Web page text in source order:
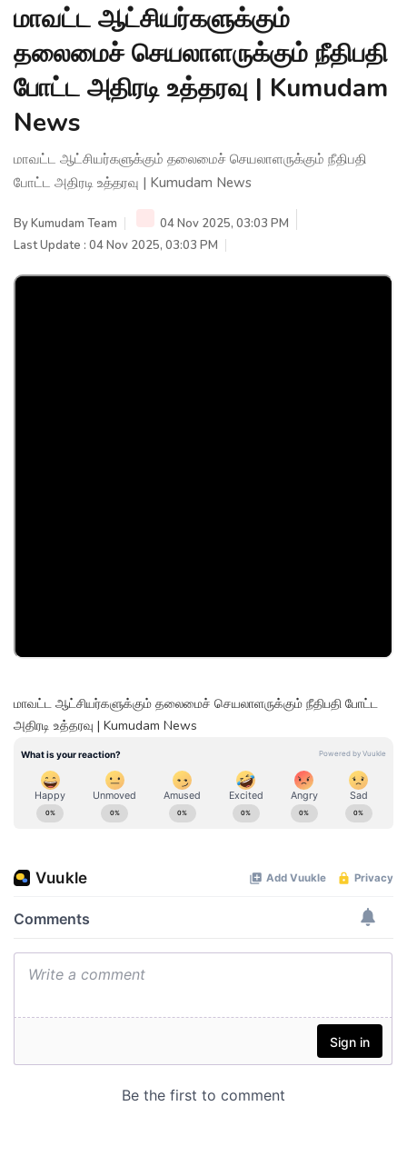
மாவட்ட ஆட்சியர்களுக்கும்
தலைமைச் செயலாளருக்கும் நீதிபதி
போட்ட அதிரடி உத்தரவு | Kumudam
News
மாவட்ட ஆட்சியர்களுக்கும் தலைமைச் செயலாளருக்கும் நீதிபதி
போட்ட அதிரடி உத்தரவு | Kumudam News
ByKumudam Team
04 Nov 2025, 03:03 PM
Last Update : 04 Nov 2025, 03:03 PM
மாவட்ட ஆட்சியர்களுக்கும் தலைமைச் செயலாளருக்கும் நீதிபதி போட்ட
அதிரடி உத்தரவு | Kumudam News